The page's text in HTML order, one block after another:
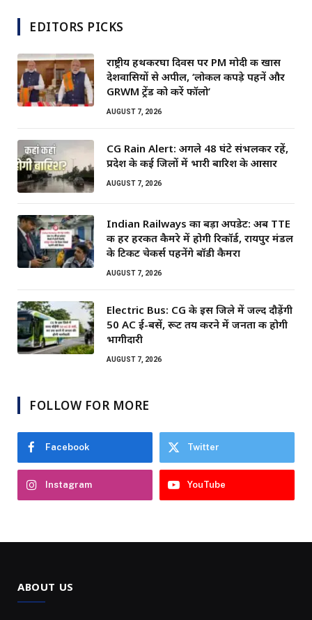
EDITORS PICKS
राष्ट्रीय हथकरघा दिवस पर PM मोदी की खास
देशवासियों से अपील, ‘लोकल कपड़े पहनें और
GRWM ट्रेंड को करें फॉलो’
AUGUST 7, 2026
CG Rain Alert: अगले 48 घंटे संभलकर रहें,
प्रदेश के कई जिलों में भारी बारिश के आसार
AUGUST 7, 2026
Indian Railways का बड़ा अपडेट: अब TTE
की हर हरकत कैमरे में होगी रिकॉर्ड, रायपुर मंडल
के टिकट चेकर्स पहनेंगे बॉडी कैमरा
AUGUST 7, 2026
Electric Bus: CG के इस जिले में जल्द दौड़ेंगी
50 AC ई-बसें, रूट तय करने में जनता की होगी
भागीदारी
AUGUST 7, 2026
FOLLOW FOR MORE
Facebook Twitter
Instagram YouTube
ABOUT US